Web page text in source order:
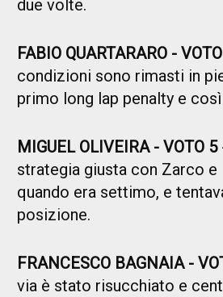
due volte.
FABIO QUARTARARO -
condizioni sono rimasti in
primo long lap penalty e
MIGUEL OLIVEIRA - VOTO 5
strategia giusta con Zarco
quando era settimo, e
posizione.
FRANCESCO BAGNAIA -
via è stato risucchiato e